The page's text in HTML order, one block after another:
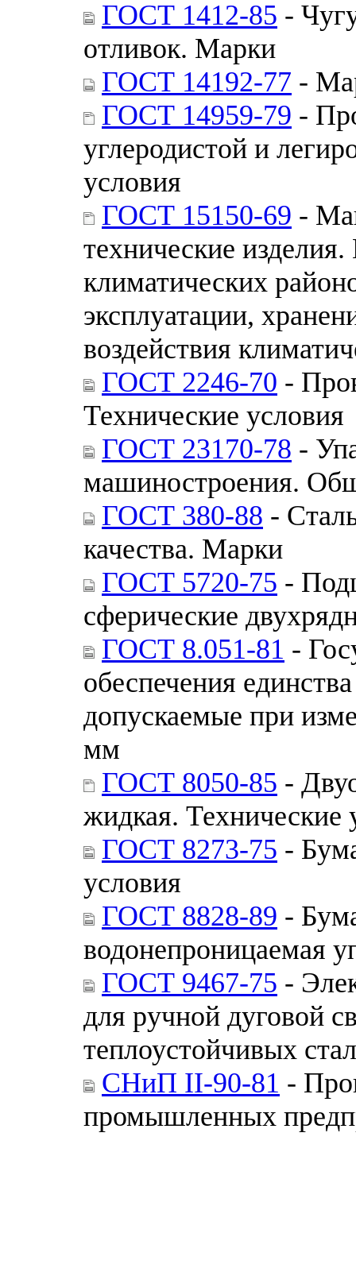
ГОСТ 1412-85 -
отливок. Марки
ГОСТ 14192-77 -
ГОСТ 14959-79 -
углеродистой и
условия
ГОСТ 15150-69 -
технические
климатических
эксплуатации,
воздействия
ГОСТ 2246-70 -
Технические условия
ГОСТ 23170-78 -
машиностроения.
ГОСТ 380-88 -
качества. Марки
ГОСТ 5720-75 -
сферические
ГОСТ 8.051-81 -
обеспечения
допускаемые при
мм
ГОСТ 8050-85 -
жидкая. Технические
ГОСТ 8273-75 -
условия
ГОСТ 8828-89 -
водонепроницаемая
ГОСТ 9467-75 -
для ручной дуговой
теплоустойчивых
СНиП II-90-81 -
промышленных